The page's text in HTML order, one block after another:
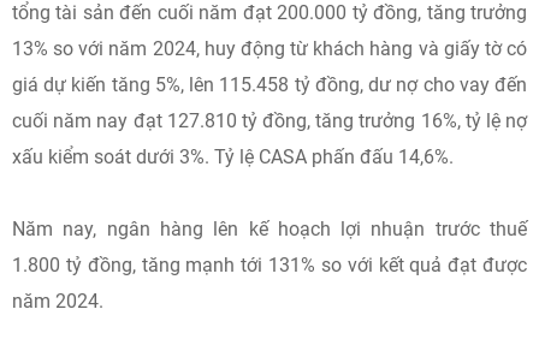
tổng tài sản đến cuối năm đạt 200.000 tỷ đồng, tăng trưởng
13% so với năm 2024, huy động từ khách hàng và giấy tờ có
giá dự kiến tăng 5%, lên 115.458 tỷ đồng, dư nợ cho vay đến
cuối năm nay đạt 127.810 tỷ đồng, tăng trưởng 16%, tỷ lệ nợ
xấu kiểm soát dưới 3%. Tỷ lệ CASA phấn đấu 14,6%.
Năm nay, ngân hàng lên kế hoạch lợi nhuận trước thuế
1.800 tỷ đồng, tăng mạnh tới 131% so với kết quả đạt được
năm 2024.